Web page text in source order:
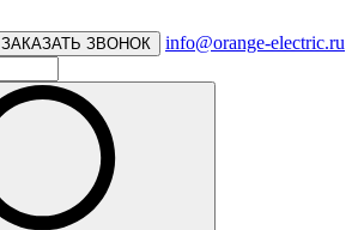
ЗАКАЗАТЬ ЗВОНОК info@orange-electric.ru